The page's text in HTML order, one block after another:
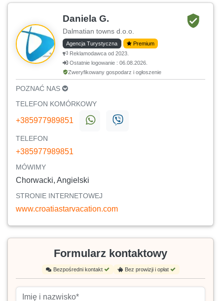
Daniela G.
Dalmatian towns d.o.o.
Agencja Turystyczna
Premium
Reklamodawca od 2023.
Ostatnie logowanie : 06.08.2026.
Zweryfikowany gospodarz i ogłoszenie
POZNAĆ NAS
TELEFON KOMÓRKOWY
+385977989851
TELEFON
+385977989851
MÓWIMY
Chorwacki, Angielski
STRONIE INTERNETOWEJ
www.croatiastarvacation.com
Formularz kontaktowy
Bezpośredni kontakt Bez prowizji i opłat